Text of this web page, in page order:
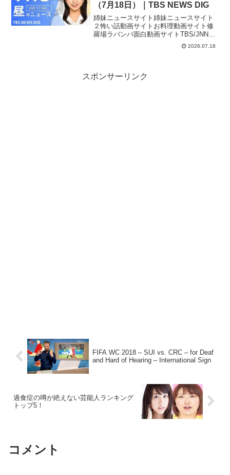
（7月18日）｜TBS NEWS DIG
姉妹ニュースサイト姉妹ニュースサイト
２怖い話動画サイトお料理動画サイト修
羅場ラバンバ面白動画サイトTBS/JNNニ
ュースから、最新情報をダイジェストで
お届けします。▼TBS NEWS DIG 公式サ
2026.07.18
スポンサーリンク
FIFA WC 2018 – SUI vs. CRC – for Deaf
and Hard of Hearing – International Sign
過食症の噂が絶えない芸能人ランキング
トップ5！
コメント